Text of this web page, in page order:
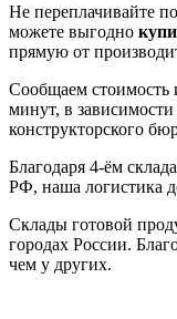
Не переплачивайте
можете выгодно
прямую от
Сообщаем стоимость
минут, в
конструкторского
Благодаря 4-ём
РФ, наша логистика
Склады готовой
городах России.
чем у других.